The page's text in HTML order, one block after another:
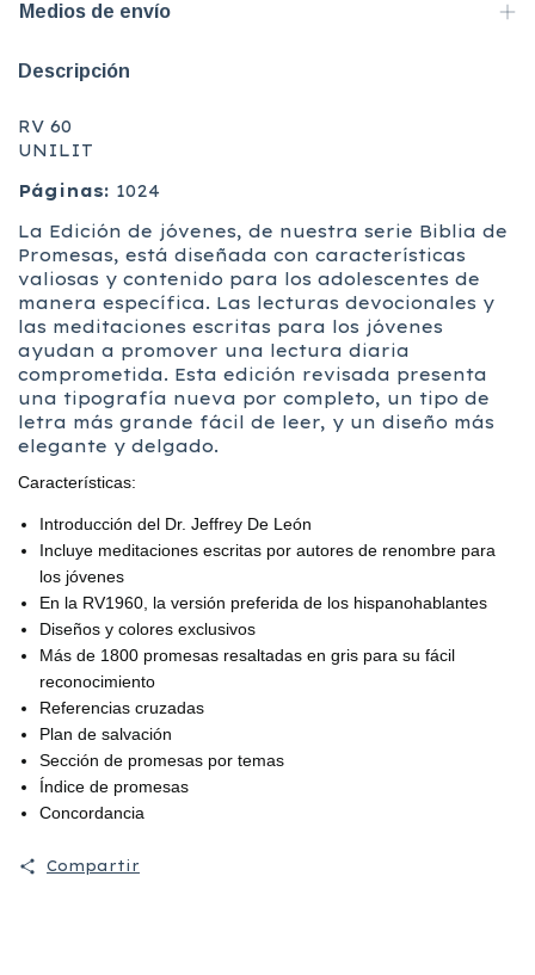
Medios de envío
Descripción
RV 60
UNILIT
Páginas: 1024
La Edición de jóvenes, de nuestra serie Biblia de
Promesas, está diseñada con características
valiosas y contenido para los adolescentes de
manera específica. Las lecturas devocionales y
las meditaciones escritas para los jóvenes
ayudan a promover una lectura diaria
comprometida. Esta edición revisada presenta
una tipografía nueva por completo, un tipo de
letra más grande fácil de leer, y un diseño más
elegante y delgado.
Características:
Introducción del Dr. Jeffrey De León
Incluye meditaciones escritas por autores de renombre para
los jóvenes
En la RV1960, la versión preferida de los hispanohablantes
Diseños y colores exclusivos
Más de 1800 promesas resaltadas en gris para su fácil
reconocimiento
Referencias cruzadas
Plan de salvación
Sección de promesas por temas
Índice de promesas
Concordancia
Compartir